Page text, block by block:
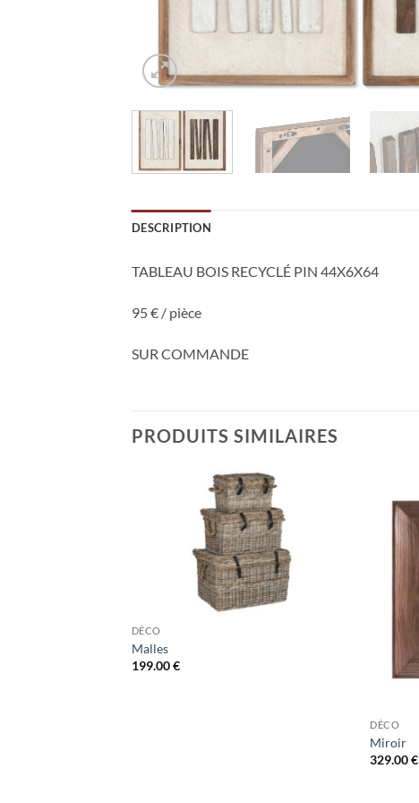
DESCRIPTION
TABLEAU BOIS RECYCLÉ PIN 44X6X64
95 € / pièce
SUR COMMANDE
PRODUITS SIMILAIRES
DÉCO
Malles
199.00€
DÉCO
Miroir
329.00€